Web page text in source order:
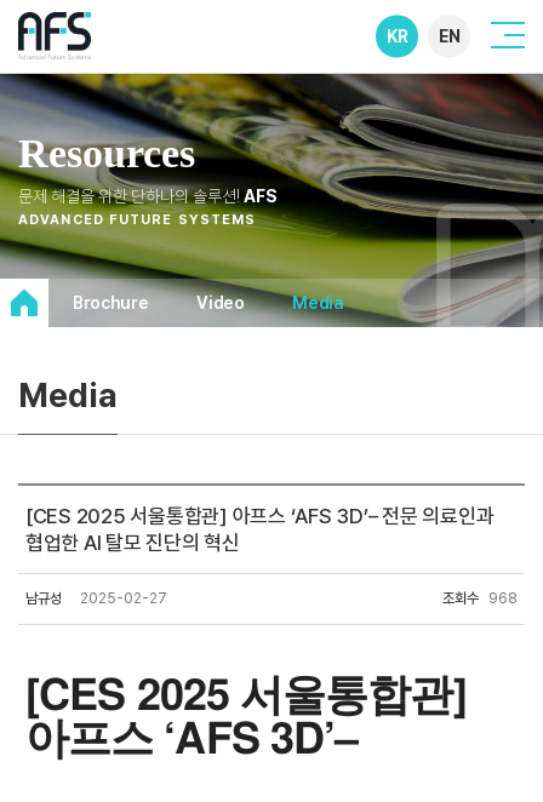
KR EN
Resources
문제 해결을 위한 단하나의 솔루션! AFS
ADVANCED FUTURE SYSTEMS
Brochure Video Media
Media
[CES 2025 서울통합관] 아프스 ‘AFS 3D’– 전문 의료인과
협업한 AI 탈모 진단의 혁신
남규성 2025-02-27 조회수 968
[CES 2025 서울통합관]
아프스 ‘AFS 3D’–